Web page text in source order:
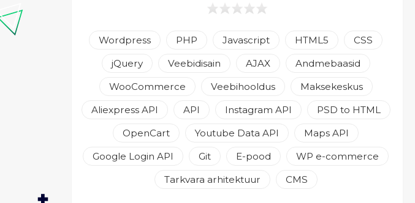
Wordpress PHP Javascript HTML5
CSS
jQuery
Veebidisain AJAX
Andmebaasid
WooCommerce
Veebihooldus
Maksekeskus
Aliexpress API
API Instagram API
PSD to HTML
OpenCart
Youtube Data API
Maps API
Google Login API
Git E-pood
WP e-commerce
Tarkvara arhitektuur
CMS